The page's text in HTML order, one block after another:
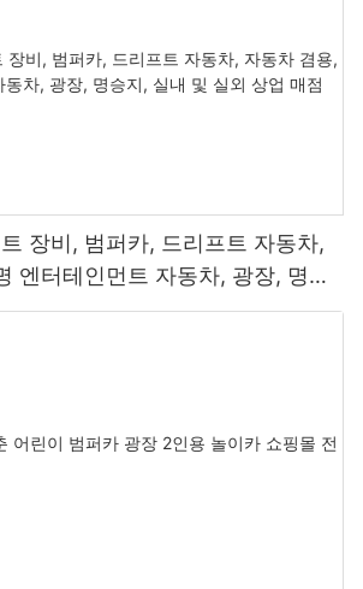
장비, 범퍼카, 드리프트 자동차,
엔터테인먼트 자동차, 광장, 명승
업 매점